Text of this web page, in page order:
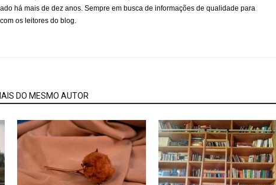
há mais de dez anos. Sempre em busca de informações de qualidade para
os leitores do blog.
DO MESMO AUTOR